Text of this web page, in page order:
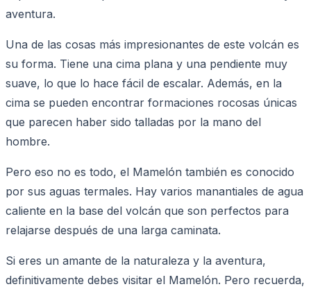
aventura.
Una de las cosas más impresionantes de este volcán es
su forma. Tiene una cima plana y una pendiente muy
suave, lo que lo hace fácil de escalar. Además, en la
cima se pueden encontrar formaciones rocosas únicas
que parecen haber sido talladas por la mano del
hombre.
Pero eso no es todo, el Mamelón también es conocido
por sus aguas termales. Hay varios manantiales de agua
caliente en la base del volcán que son perfectos para
relajarse después de una larga caminata.
Si eres un amante de la naturaleza y la aventura,
definitivamente debes visitar el Mamelón. Pero recuerda,